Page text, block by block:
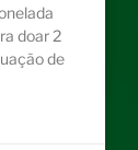
doar 2
de